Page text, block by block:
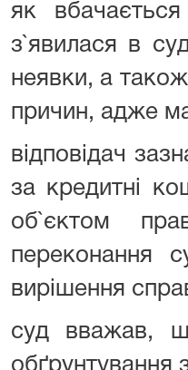
як
з`явилася в
неявки, а
причин, адже
відповідач
за кредитні
об`єктом
переконання
вирішення
суд вважав,
обґрунтування